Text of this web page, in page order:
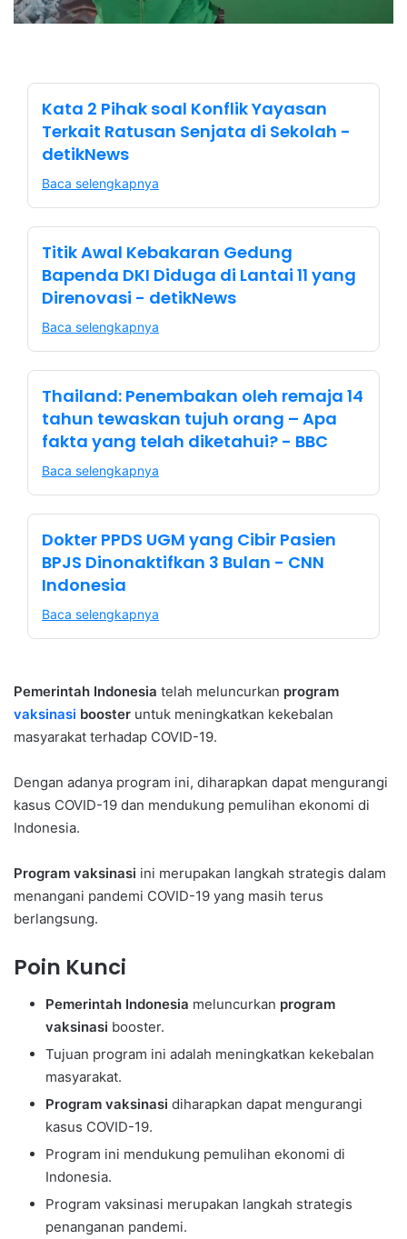
Kata 2 Pihak soal Konflik Yayasan
Terkait Ratusan Senjata di Sekolah -
detikNews
Baca selengkapnya
Titik Awal Kebakaran Gedung
Bapenda DKI Diduga di Lantai 11 yang
Direnovasi - detikNews
Baca selengkapnya
Thailand: Penembakan oleh remaja 14
tahun tewaskan tujuh orang – Apa
fakta yang telah diketahui? - BBC
Baca selengkapnya
Dokter PPDS UGM yang Cibir Pasien
BPJS Dinonaktifkan 3 Bulan - CNN
Indonesia
Baca selengkapnya
Pemerintah Indonesia telah meluncurkan program
vaksinasi booster untuk meningkatkan kekebalan
masyarakat terhadap COVID-19.
Dengan adanya program ini, diharapkan dapat mengurangi
kasus COVID-19 dan mendukung pemulihan ekonomi di
Indonesia.
Program vaksinasi ini merupakan langkah strategis dalam
menangani pandemi COVID-19 yang masih terus
berlangsung.
Poin Kunci
Pemerintah Indonesia meluncurkan program
vaksinasi booster.
Tujuan program ini adalah meningkatkan kekebalan
masyarakat.
Program vaksinasi diharapkan dapat mengurangi
kasus COVID-19.
Program ini mendukung pemulihan ekonomi di
Indonesia.
Program vaksinasi merupakan langkah strategis
penanganan pandemi.